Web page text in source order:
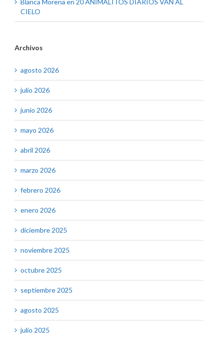
Blanca Morena en 20 ANIMALITOS DIARIOS VAN AL
CIELO
Archivos
agosto 2026
julio 2026
junio 2026
mayo 2026
abril 2026
marzo 2026
febrero 2026
enero 2026
diciembre 2025
noviembre 2025
octubre 2025
septiembre 2025
agosto 2025
julio 2025